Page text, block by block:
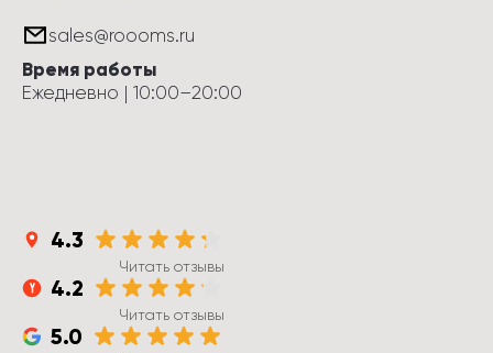
sales@roooms.ru
Время работы
Ежедневно | 10:00–20:00
4.3
Читать отзывы
4.2
Читать отзывы
5.0